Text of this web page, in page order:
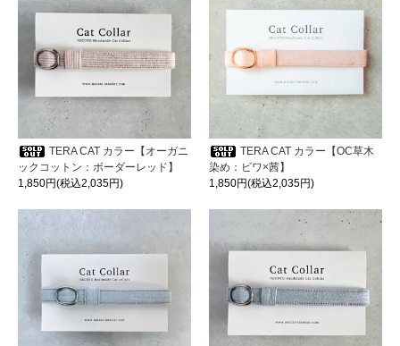
TERA CAT カラー【オーガニ
ックコットン：ボーダーレッド】
1,850円(税込2,035円)
TERA CAT カラー【OC草木
染め：ビワ×茜】
1,850円(税込2,035円)